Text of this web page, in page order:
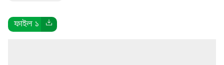
ফাইল ১